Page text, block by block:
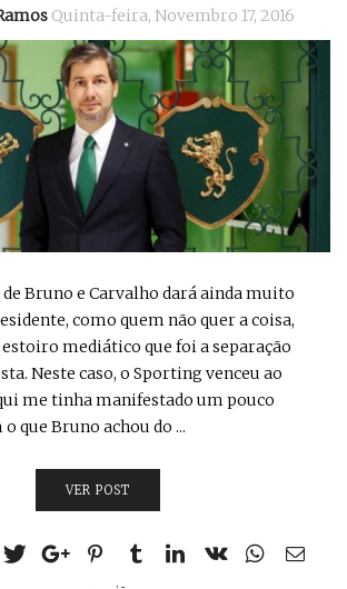
Quinta-feira, Novembro 17, 2016
de Bruno e Carvalho dará ainda muito
como quem não quer a coisa,
mediático que foi a separação
Neste caso, o Sporting venceu ao
me tinha manifestado um pouco
que Bruno achou do ...
VER POST